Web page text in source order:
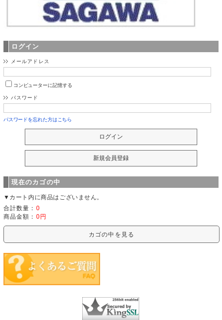
ログイン
メールアドレス
コンピューターに記憶する
パスワード
パスワードを忘れた方はこちら
現在のカゴの中
▼カート内に商品はございません。
合計数量： 0
商品金額： 0円
カゴの中を見る